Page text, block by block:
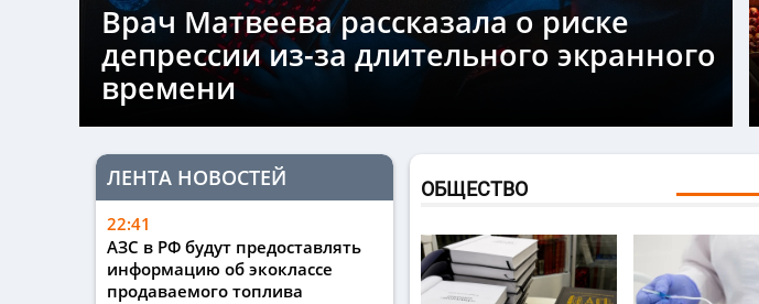
Врач Матвеева рассказала о риске
депрессии из-за длительного экранного
времени
ЛЕНТА НОВОСТЕЙ
22:41
АЗС в РФ будут предоставлять
информацию об экоклассе
продаваемого топлива
ОБЩЕСТВО